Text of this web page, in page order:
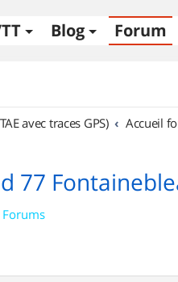
Blog Forum
avec traces GPS)
Accueil
77